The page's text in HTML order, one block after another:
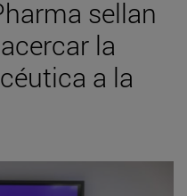
sellan
la
a la